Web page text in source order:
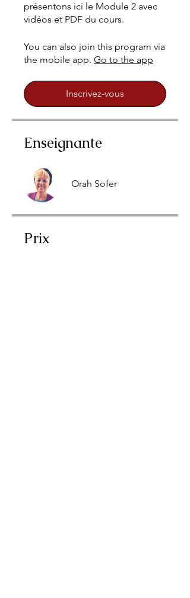
présentons ici le Module 2 avec
vidéos et PDF du cours.
You can also join this program via
the mobile app. Go to the app
Inscrivez-vous
Enseignante
Orah Sofer
Prix